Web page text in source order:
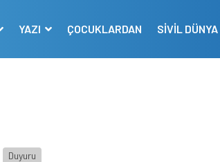
YAZI ÇOCUKLARDAN SİVİL DÜNYA
Duyuru